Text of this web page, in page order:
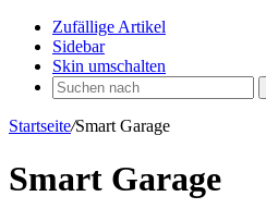
Zufällige Artikel
Sidebar
Skin umschalten
Startseite/Smart Garage
Smart Garage